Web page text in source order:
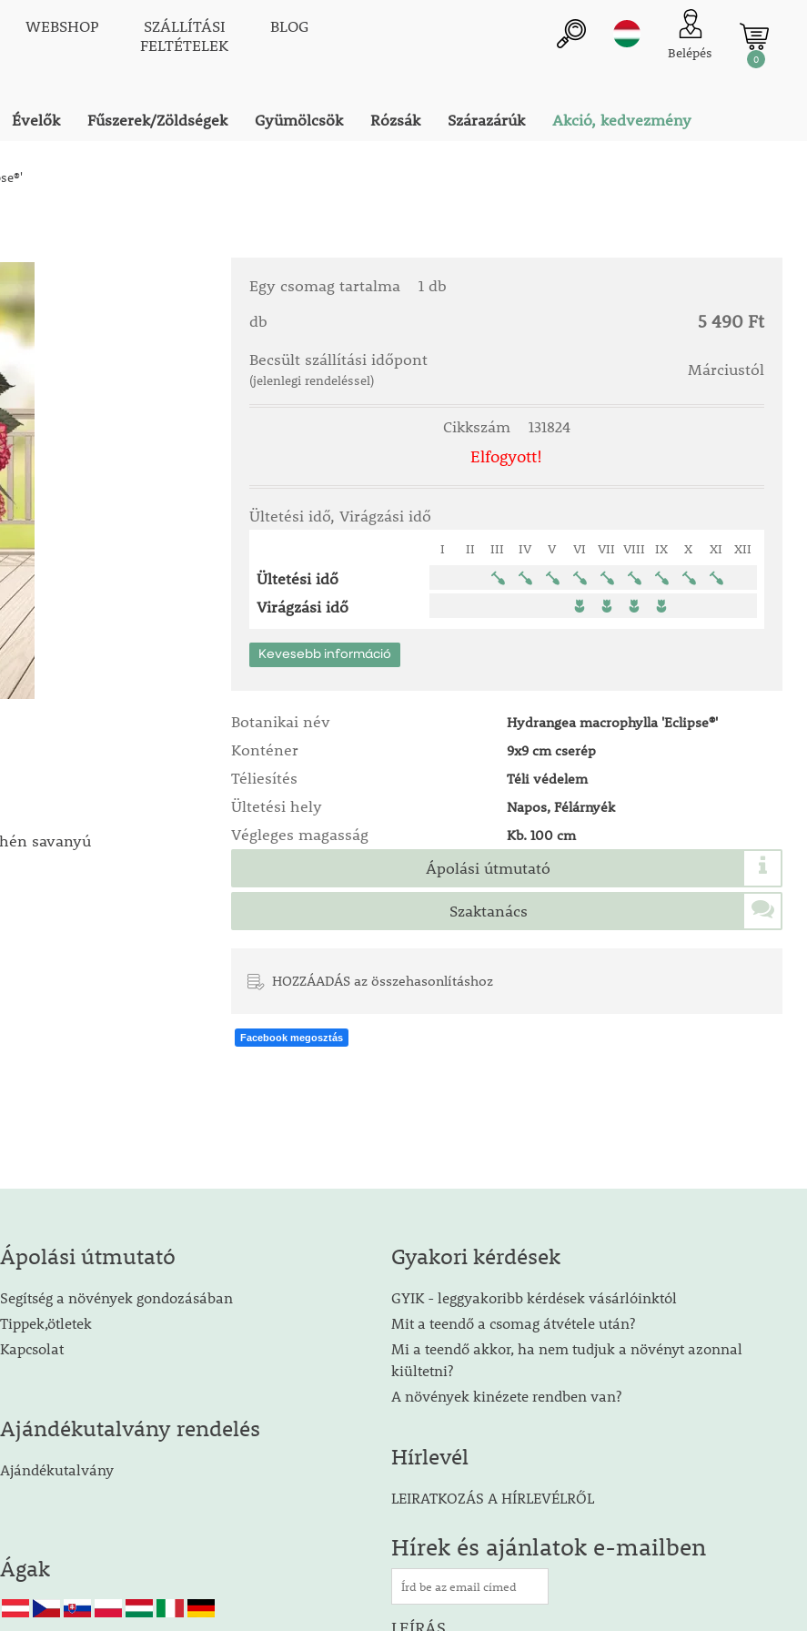
WEBSHOP
SZÁLLÍTÁSI
FELTÉTELEK
BLOG
Belépés 0
Évelők Fűszerek/Zöldségek Gyümölcsök Rózsák Szárazárúk Akció, kedvezmény
savanyú
Egy csomag tartalma
1 db
db
5 490 Ft
Becsült szállítási időpont
(jelenlegi rendeléssel)
Márciustól
Cikkszám 131824
Elfogyott!
Ültetési idő, Virágzási idő
I II III IV V VI VII VIII IX X XI XII
Ültetési idő
Virágzási idő
Kevesebb információ
Botanikai név Hydrangea macrophylla 'Eclipse®'
Konténer 9x9 cm cserép
Téliesítés Téli védelem
Ültetési hely Napos, Félárnyék
Végleges magasság Kb. 100 cm
Ápolási útmutató
Szaktanács
HOZZÁADÁS az összehasonlításhoz
Facebook megosztás
Ápolási útmutató
Segítség a növények gondozásában
Tippek,ötletek
Kapcsolat
Ajándékutalvány rendelés
Ajándékutalvány
Ágak
Gyakori kérdések
GYIK - leggyakoribb kérdések vásárlóinktól
Mit a teendő a csomag átvétele után?
Mi a teendő akkor, ha nem tudjuk a növényt azonnal
kiültetni?
A növények kinézete rendben van?
Hírlevél
LEIRATKOZÁS A HÍRLEVÉLRŐL
Hírek és ajánlatok e-mailben